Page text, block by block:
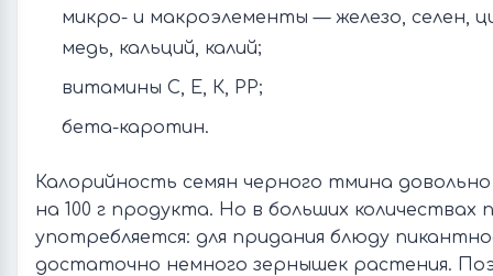
микро- и макроэлементы — железо, селен,
медь, кальций, калий;
витамины С, Е, К, РР;
бета-каротин.
Калорийность семян черного тмина довольно
на 100 г продукта. Но в больших количествах
употребляется: для придания блюду
достаточно немного зернышек растения.